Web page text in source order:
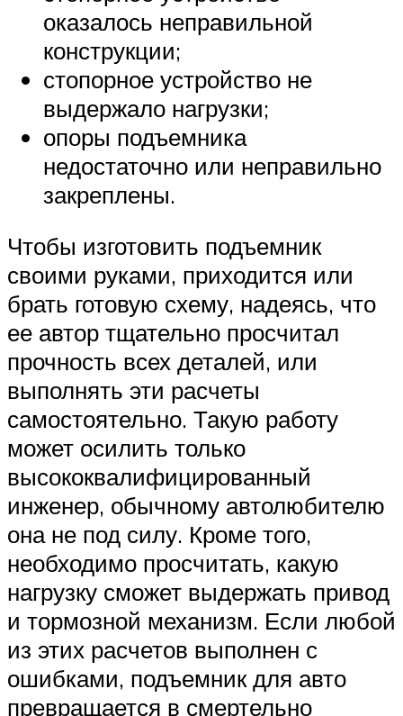
оказалось неправильной
конструкции;
стопорное устройство не
выдержало нагрузки;
опоры подъемника
недостаточно или неправильно
закреплены.
Чтобы изготовить подъемник
своими руками, приходится или
брать готовую схему, надеясь, что
ее автор тщательно просчитал
прочность всех деталей, или
выполнять эти расчеты
самостоятельно. Такую работу
может осилить только
высококвалифицированный
инженер, обычному автолюбителю
она не под силу. Кроме того,
необходимо просчитать, какую
нагрузку сможет выдержать привод
и тормозной механизм. Если любой
из этих расчетов выполнен с
ошибками, подъемник для авто
превращается в смертельно